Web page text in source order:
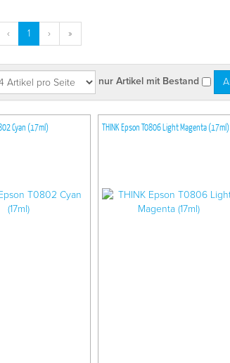
‹ 1 › »
nur Artikel mit Bestand
Cyan (17ml) THINK Epson T0806 Light Magenta (17ml)